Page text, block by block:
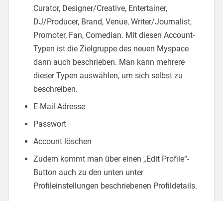
Curator, Designer/Creative, Entertainer,
DJ/Producer, Brand, Venue, Writer/Journalist,
Promoter, Fan, Comedian. Mit diesen Account-
Typen ist die Zielgruppe des neuen Myspace
dann auch beschrieben. Man kann mehrere
dieser Typen auswählen, um sich selbst zu
beschreiben.
E-Mail-Adresse
Passwort
Account löschen
Zudem kommt man über einen „Edit Profile“-
Button auch zu den unten unter
Profileinstellungen beschriebenen Profildetails.